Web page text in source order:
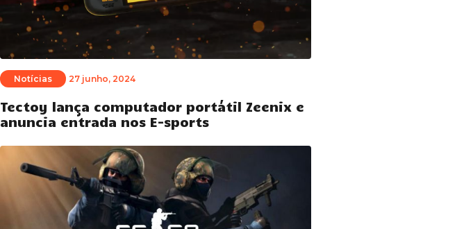
Notícias 27 junho, 2024
Tectoy lança computador portátil Zeenix e
anuncia entrada nos E-sports